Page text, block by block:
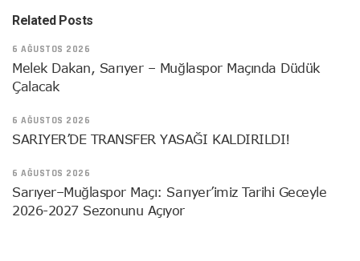
Related Posts
6 AĞUSTOS 2026
Melek Dakan, Sarıyer – Muğlaspor Maçında Düdük
Çalacak
6 AĞUSTOS 2026
SARIYER’DE TRANSFER YASAĞI KALDIRILDI!
6 AĞUSTOS 2026
Sarıyer–Muğlaspor Maçı: Sarıyer’imiz Tarihi Geceyle
2026-2027 Sezonunu Açıyor